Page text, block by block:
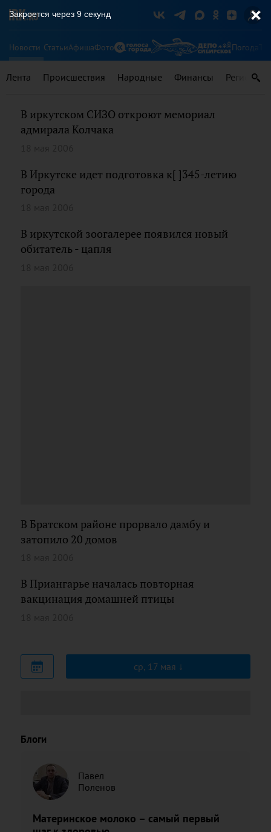
Новости СтатьиАфишаФото Погода
Лента Происшествия Народные Финансы Регионы
В иркутском СИЗО откроют мемориал
адмирала Колчака
В Иркутске идет подготовка к[ ]345-летию
города
В иркутской зоогалерее появился новый
обитатель - цапля
В Братском районе прорвало дамбу и
затопило 20 домов
В Приангарье началась повторная
вакцинация домашней птицы
ср, 17 мая
Блоги
Павел
Поленов
Материнское молоко – самый первый
Закроется через 9 секунд